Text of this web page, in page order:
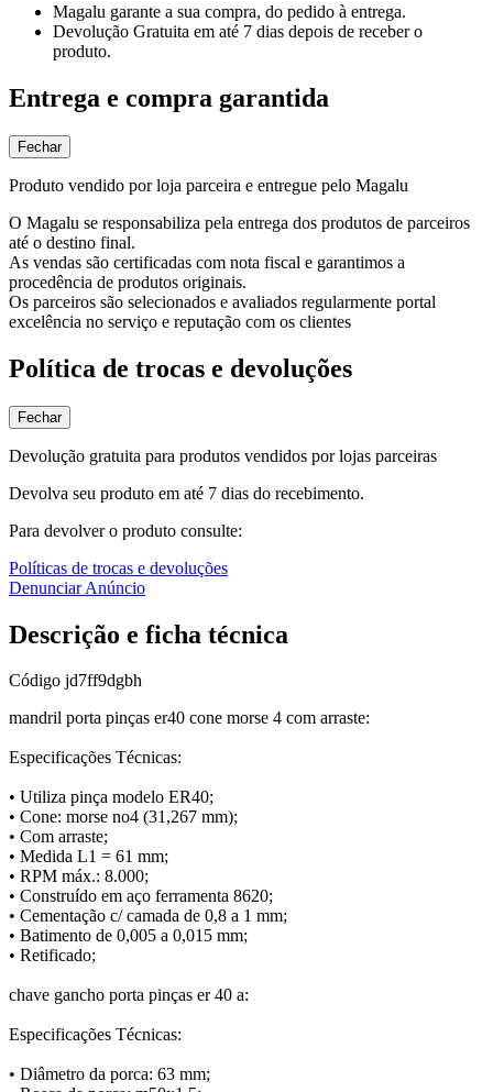
Magalu garante a sua compra, do pedido à entrega.
Devolução Gratuita em até 7 dias depois de receber o
produto.
Entrega e compra garantida
Fechar
Produto vendido por loja parceira e entregue pelo Magalu
O Magalu se responsabiliza pela entrega dos produtos de parceiros
até o destino final.
As vendas são certificadas com nota fiscal e garantimos a
procedência de produtos originais.
Os parceiros são selecionados e avaliados regularmente portal
excelência no serviço e reputação com os clientes
Política de trocas e devoluções
Fechar
Devolução gratuita para produtos vendidos por lojas parceiras
Devolva seu produto em até 7 dias do recebimento.
Para devolver o produto consulte:
Políticas de trocas e devoluções
Denunciar Anúncio
Descrição e ficha técnica
Código jd7ff9dgbh
mandril porta pinças er40 cone morse 4 com arraste:
Especificações Técnicas:
• Utiliza pinça modelo ER40;
• Cone: morse no4 (31,267 mm);
• Com arraste;
• Medida L1 = 61 mm;
• RPM máx.: 8.000;
• Construído em aço ferramenta 8620;
• Cementação c/ camada de 0,8 a 1 mm;
• Batimento de 0,005 a 0,015 mm;
• Retificado;
chave gancho porta pinças er 40 a:
Especificações Técnicas:
• Diâmetro da porca: 63 mm;